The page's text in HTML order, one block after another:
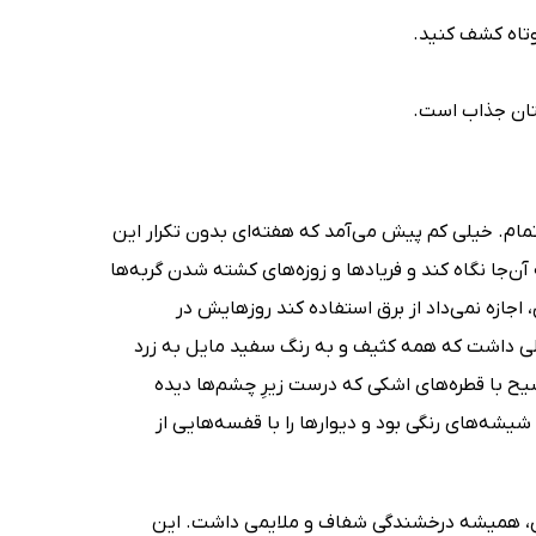
کشف کنید.
جذاب است.
خیلی کم پیش می‌آمد که هفته‌ای بدون تکرار این
نگاه کند و فریادها و زوزه‌های کشته شدن گربه‌ها
نمی‌داد از برق استفاده کند روزهایش در
که همه کثیف و به رنگ سفید مایل به زرد
با قطره‌های اشکی که درست زیرِ چشم‌ها دیده
رنگی بود و دیوارها را با قفسه‌هایی از
همیشه درخشندگی شفاف و ملایمی داشت. این